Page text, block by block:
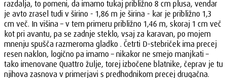
razdalja, to pomeni, da imamo tukaj približno 8 cm plusa, vendar
je avto zrasel tudi v širino - 1,86 m je širina - kar je približno 1,3
cm več. In višina – v tem primeru približno 1,46 m, skoraj 1 cm več
kot pri avantu, pa se zadnje steklo, vsaj za karavan, po mojem
mnenju spušča razmeroma gladko . Četrti D-stebriček ima precej
resen naklon, logično pa imamo – nikakor ne smejo manjkati –
tako imenovane Quattro žulje, torej izbočene blatnike, čeprav je tu
njihova zasnova v primerjavi s predhodnikom precej drugačna.